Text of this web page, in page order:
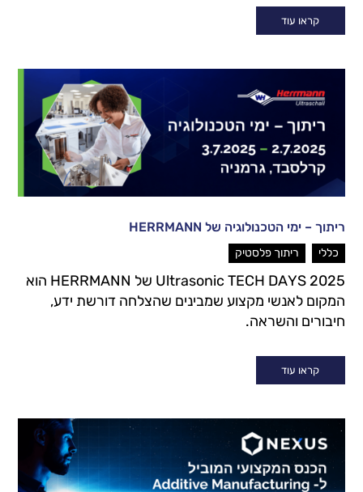
קראו עוד
ריתוך – ימי הטכנולוגיה של HERRMANN
כללי ריתוך פלסטיק
Ultrasonic TECH DAYS 2025 של HERRMANN הוא
המקום לאנשי מקצוע שמבינים שהצלחה דורשת ידע,
חיבורים והשראה.
קראו עוד